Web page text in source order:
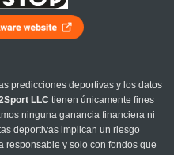
predicciones deportivas y los datos
LLC tienen únicamente fines
ninguna ganancia financiera ni
deportivas implican un riesgo
responsable y solo con fondos que